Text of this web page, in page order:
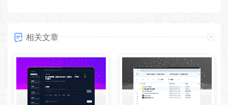
相关文章